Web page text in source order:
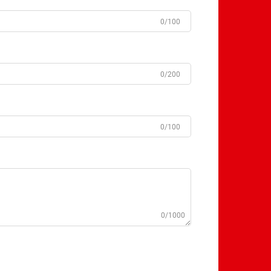
0/100
0/200
0/100
0/1000